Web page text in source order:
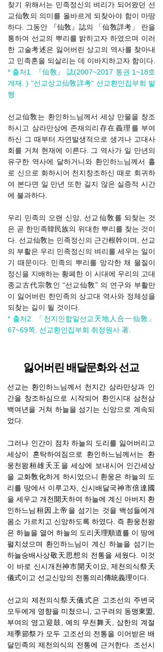
찾기 위해서는 민족정신의 벼리가 되어왔던 선
교仙敎의 의미를 올바르게 되찾아야 함이 마땅
하다. 그동안 『仙敎』誌의 「仙敎詳考」 란을
통하여 선교의 뿌리를 밝히고자 하였으며 이러
한 고술考述은 잃어버린 상고의 역사를 찾아내
고 민족혼을 되살리는 데 이바지하고자 함이다.
* 출처1.
『仙敎』 誌(2007~2017 통권 1~18호
게재. ) "선교상고仙敎詳考" 선교환인집부회 발
행
선교仙敎는 환인하느님께서 세상 만물을 창조
하시고 삼라만상에 존재의리存在義理를 부여
하신 그 때부터 자연발생적으로 생겨나 고대사
회를 거쳐 현재에 이른다. 그 역사가 일 만년의
유구한 역사에 달하거니와 환인하느님께서 홀
로 신으로 화하시어 천지창조하신 때로 회귀하
여 본다면 일 만년 또한 길지 않은 실증적 시간
에 불과하다.
우리 민족의 오랜 신앙, 선교仙敎를 되찾는 것
은 곧 한민족韓民族의 위대한 뿌리를 찾는 것이
다. 선교仙敎는 민족정신의 근간根幹이며, 선교
의 부활은 우리 민족정신의 벼리를 세우는 일이
기 때문이다. 민족의 뿌리를 망각한 채 물질이
정신을 지배하는 황폐한 이 시대에 우리의 고대
종교古代宗敎인 “선교仙敎” 의 연구와 부활만
이 잃어버린 한민족의 상고대 역사와 정체성을
되찾는 길이 될 것이다.
* 출처2.
『 천지인합일선교天地人合一仙敎 』
67~69쪽. 선교환인집부회 취정원사 著.
잃어버린 배달문화와 선교
선교는 환인하느님께서 천지간 삼라만상과 인
간을 창조하심으로 시작되어 환인시대 삼천삼
백여년을 거쳐 하늘을 섬기는 신앙으로 계속되
었다.
그러나 인간이 점차 하늘의 도리를 잃어버리고
세상이 혼탁하여짐으로 환인하느님께서는 환
웅천왕桓雄天王을 세상에 보내시어 인간세상
을 교화敎化하게 하시었으니 환웅은 하늘의 도
리를 땅에서 이루고자, 신시배달국神市倍達國
을 세우고 개천開天하여 하늘에 계신 아버지 환
인하느님桓因上帝을 섬기는 것을 백성들에게
몸소 가르치고 신앙하도록 하였다. 즉 환웅천왕
은 하늘을 열어 하늘의 도리天理順道를 이 땅에
펼치셨으며 환인하느님이 계신 하늘을 섬기는
하늘숭배사상敬天思想의 전통을 세웠다. 이것
이 바로 신시개천神市開天이요, 제천의식祭天
儀式이고 선교신앙의 전통의리傳統義理이다.
선교의 제천의식祭天儀式은 고조선의 주변국
모두에게 영향을 미쳤으니, 고구려의 동맹東盟,
부여의 영고迎鼓, 예의 무천舞天, 삼한의 계절
제季節祭가 모두 고조선의 전통을 이어받은 배
달민족의 제천의식의 전통에 근거한다. 조선시